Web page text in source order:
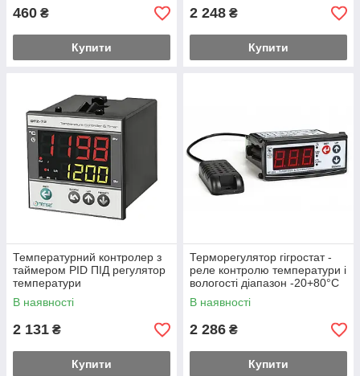
460 ₴
Купити
2 248 ₴
Купити
Температурний контролер з
таймером PID ПІД регулятор
температури
В наявності
2 131 ₴
Купити
Терморегулятор гігростат -
реле контролю температури і
вологості діапазон -20+80°C
5..95%RH TENSE
В наявності
2 286 ₴
Купити